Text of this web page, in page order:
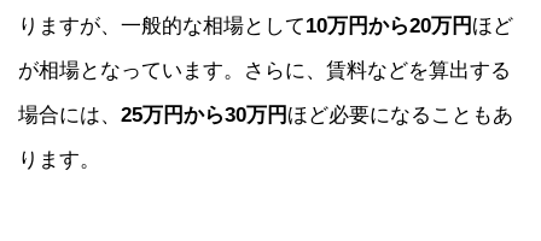
りますが、一般的な相場として10万円から20万円 ほど
が相場となっています。さらに、賃料などを算出する
場合には、 25万円から30万円 ほど必要になることもあ
ります。